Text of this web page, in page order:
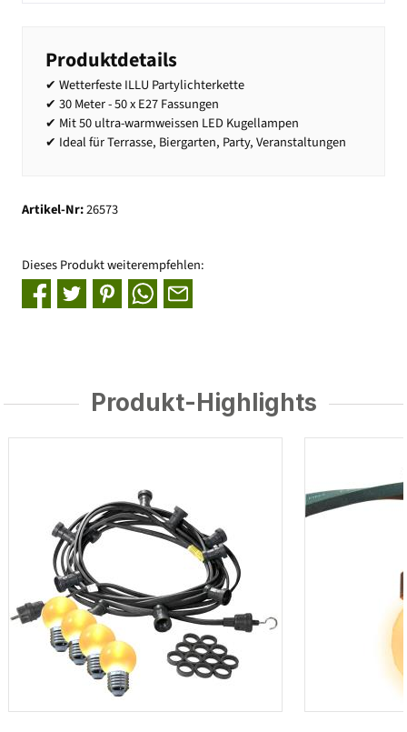
Produktdetails
✔ Wetterfeste ILLU Partylichterkette
✔ 30 Meter - 50 x E27 Fassungen
✔ Mit 50 ultra-warmweissen LED Kugellampen
✔ Ideal für Terrasse, Biergarten, Party, Veranstaltungen
Artikel-Nr:26573
Dieses Produkt weiterempfehlen:
Produkt-Highlights